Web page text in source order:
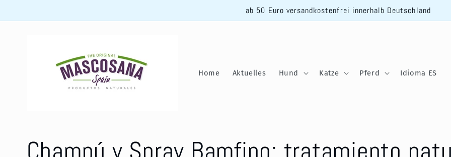
Inhalt
ab 50 Euro versandkostenfrei innerhalb Deutschland
Home Aktuelles Hund Katze Pferd Idioma ES